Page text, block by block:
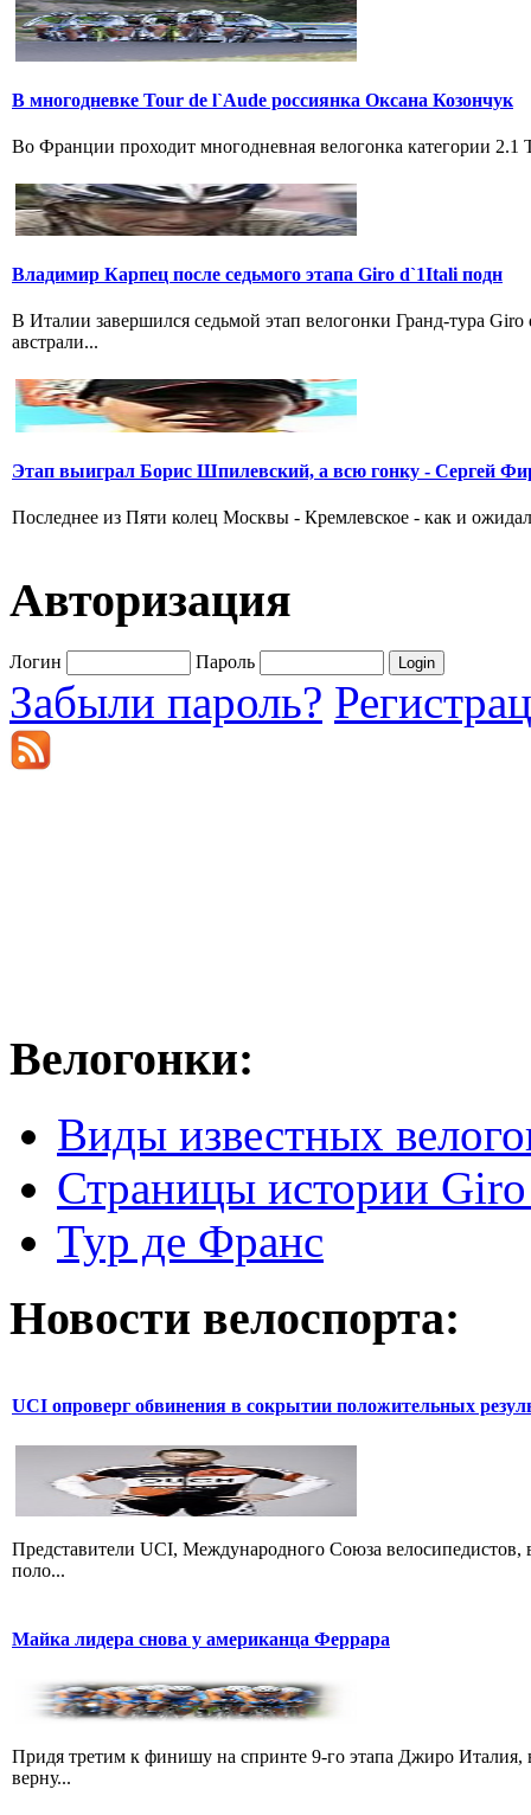
В многодневке Tour de l`Aude россиянка Оксана Козончук
Во Франции проходит многодневная велогонка категории
Владимир Карпец после седьмого этапа Giro d`1Itali подн
В Италии завершился седьмой этап велогонки Гранд-тура
австрали...
Этап выиграл Борис Шпилевский, а всю гонку - Сергей
Последнее из Пяти колец Москвы - Кремлевское - как и
Авторизация
Логин Пароль
Забыли пароль?
Велогонки:
Виды известных
Страницы истории
Тур де Франс
Новости велоспорта:
UCI опроверг обвинения в сокрытии положительных
Представители UCI, Международного Союза
поло...
Майка лидера снова у американца Феррара
Придя третим к финишу на спринте 9-го этапа Джиро
верну...